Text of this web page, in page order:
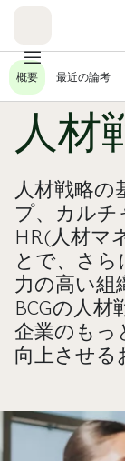
概要 最近の論考
人材
人材戦略
プ、カルチ
HR(人材マ
とで、さら
力の高い組
BCGの人
企業のもっ
向上させる